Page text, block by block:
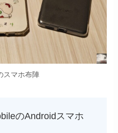
スマホ布陣
のAndroidスマホ